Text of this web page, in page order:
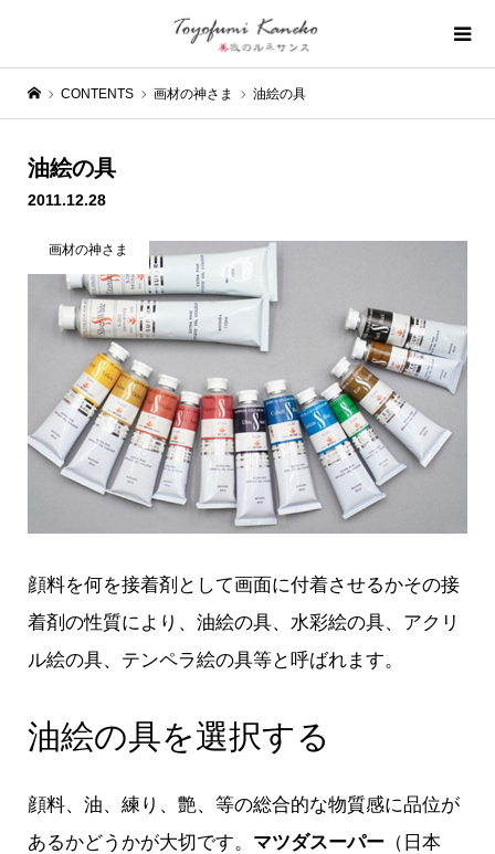
CONTENTS 画材の神さま 油絵の具
油絵の具
2011.12.28
画材の神さま
顔料を何を接着剤として画面に付着させるかその接
着剤の性質により、油絵の具、水彩絵の具、アクリ
ル絵の具、テンペラ絵の具等と呼ばれます。
油絵の具を選択する
顔料、油、練り、艶、等の総合的な物質感に品位が
あるかどうかが大切です。 マツダスーパー（日本